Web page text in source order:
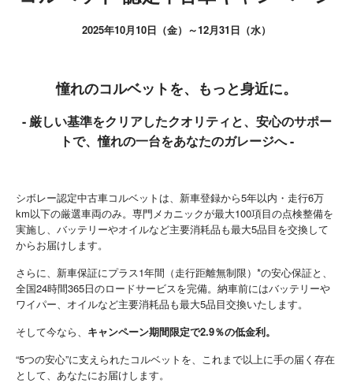
2025年10月10日（金）～12月31日（水）
憧れのコルベットを、もっと身近に。
- 厳しい基準をクリアしたクオリティと、安心のサポー
トで、憧れの一台をあなたのガレージへ -
シボレー認定中古車コルベットは、新車登録から5年以内・走行6万
km以下の厳選車両のみ。専門メカニックが最大100項目の点検整備を
実施し、バッテリーやオイルなど主要消耗品も最大5品目を交換して
からお届けします。
さらに、新車保証にプラス1年間（走行距離無制限）*の安心保証と、
全国24時間365日のロードサービスを完備。納車前にはバッテリーや
ワイパー、オイルなど主要消耗品も最大5品目交換いたします。
そして今なら、 キャンペーン期間限定で2.9％の低金利。
“5つの安心”に支えられたコルベットを、これまで以上に手の届く存在
として、あなたにお届けします。